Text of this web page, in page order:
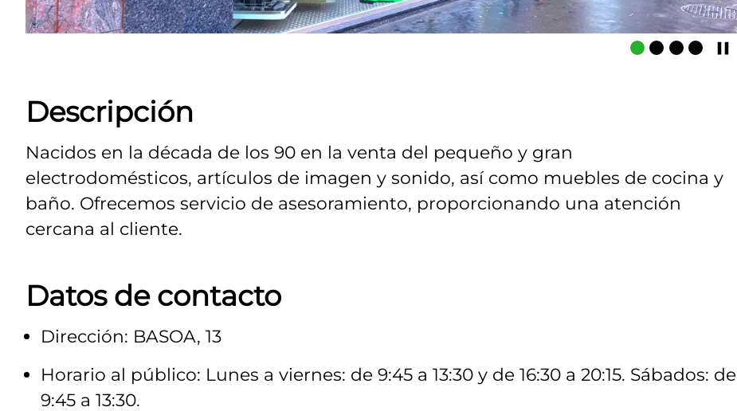
Descripción
Nacidos en la década de los 90 en la venta del pequeño y gran
electrodomésticos, artículos de imagen y sonido, así como muebles de cocina y
baño. Ofrecemos servicio de asesoramiento, proporcionando una atención
cercana al cliente.
Datos de contacto
Dirección: BASOA, 13
Horario al público: Lunes a viernes: de 9:45 a 13:30 y de 16:30 a 20:15. Sábados: de
9:45 a 13:30.